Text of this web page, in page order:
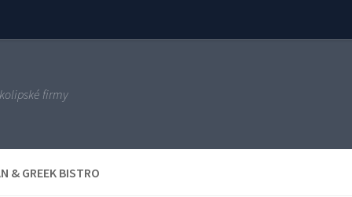
firmy
& GREEK BISTRO